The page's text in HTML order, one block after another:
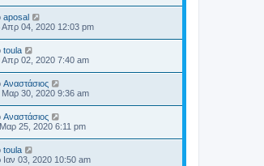
aposal
Απρ 04, 2020 12:03 pm
toula
Απρ 02, 2020 7:40 am
Αναστάσιος
Μαρ 30, 2020 9:36 am
Αναστάσιος
25, 2020 6:11 pm
toula
Ιαν 03, 2020 10:50 am